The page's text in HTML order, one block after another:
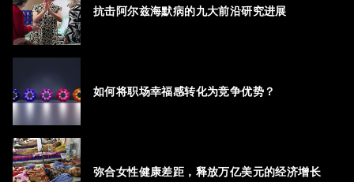
抗击阿尔兹海默病的九大前沿研究进展
如何将职场幸福感转化为竞争优势？
弥合女性健康差距，释放万亿美元的经济增长